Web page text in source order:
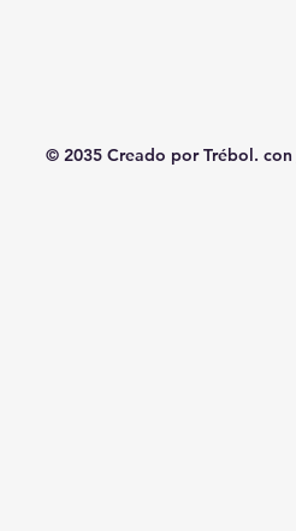
© 2035 Creado por Trébol. con